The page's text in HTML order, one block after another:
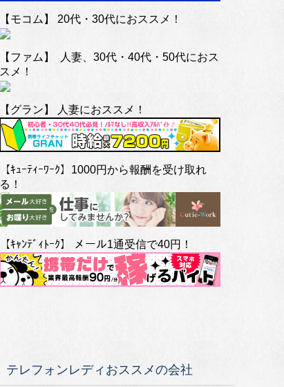
【モコム】 20代・30代におススメ！
【ファム】 人妻、30代・40代・50代におス
スメ！
【グラン】 人妻におススメ！
【ｷｭｰﾃｨｰﾜｰｸ】1000円から報酬を受け取れ
る！
【ｷｬﾝﾃﾞｨﾄｰｸ】 メール1通受信で40円！
テレフォンレディおススメの会社